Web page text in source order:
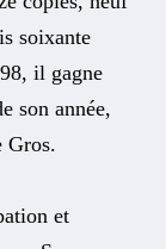
soixante
il gagne
son année,
Gros.
et